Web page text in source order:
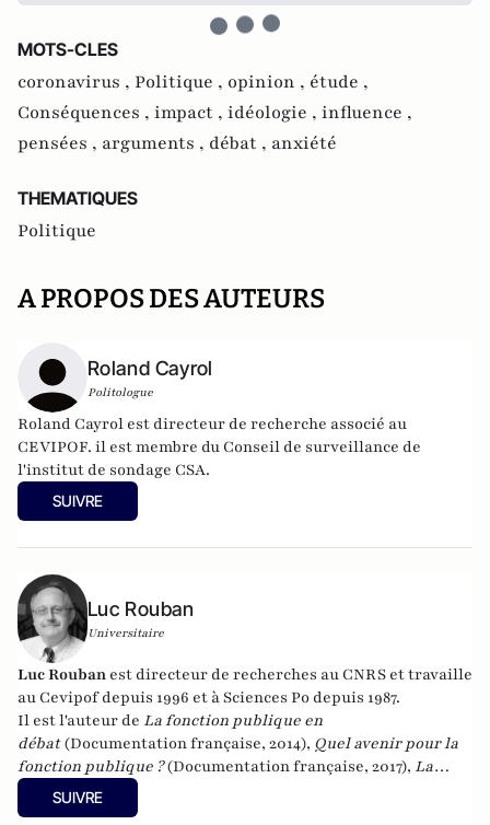
MOTS-CLES
coronavirus , Politique , opinion , étude ,
Conséquences , impact , idéologie , influence ,
pensées , arguments , débat , anxiété
THEMATIQUES
Politique
A PROPOS DES AUTEURS
Roland Cayrol
Politologue
Roland Cayrol est directeur de recherche associé au
CEVIPOF. il est membre du Conseil de surveillance de
l'institut de sondage CSA.
SUIVRE
Luc Rouban
Universitaire
Luc Rouban est directeur de recherches au CNRS et travaille
au Cevipof depuis 1996 et à Sciences Po depuis 1987.
Il est l'auteur de La fonction publique en
débat(Documentation française, 2014), Quel avenir pour la
fonction publique ?(Documentation française, 2017), La
démocratie représentative est-elle en crise ?
(Documentation française, 2018) et
SUIVRE